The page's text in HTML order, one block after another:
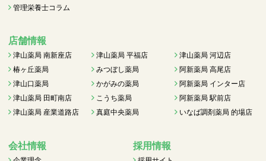
管理栄養士コラム
店舗情報
津山薬局 南新座店
椿ヶ丘薬局
津山口薬局
津山薬局 田町南店
津山薬局 産業道路店
津山薬局 平福店
みつぼし薬局
かがみの薬局
こうち薬局
真庭中央薬局
津山薬局 河辺店
阿新薬局 高尾店
阿新薬局 インター店
阿新薬局 駅前店
いなば調剤薬局 的場店
会社情報 採用情報